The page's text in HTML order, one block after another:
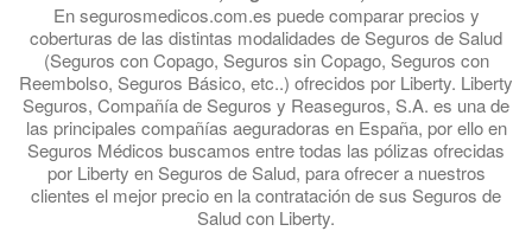
En segurosmedicos.com.es puede comparar precios y
coberturas de las distintas modalidades de Seguros de Salud
(Seguros con Copago, Seguros sin Copago, Seguros con
Reembolso, Seguros Básico, etc..) ofrecidos por Liberty. Liberty
Seguros, Compañía de Seguros y Reaseguros, S.A. es una de
las principales compañías aeguradoras en España, por ello en
Seguros Médicos buscamos entre todas las pólizas ofrecidas
por Liberty en Seguros de Salud, para ofrecer a nuestros
clientes el mejor precio en la contratación de sus Seguros de
Salud con Liberty.